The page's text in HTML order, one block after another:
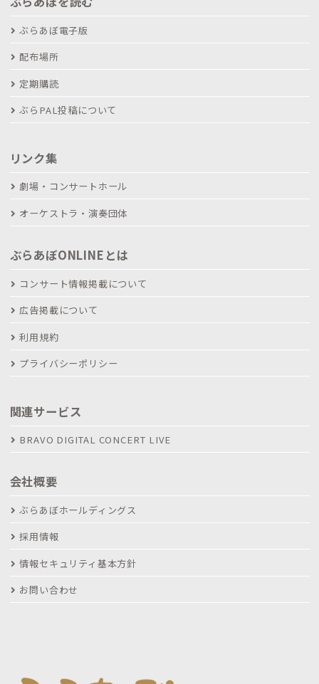
ぶらあぼ電子版
配布場所
定期購読
ぶらPAL投稿について
リンク集
劇場・コンサートホール
オーケストラ・演奏団体
ぶらあぼONLINEとは
コンサート情報掲載について
広告掲載について
利用規約
プライバシーポリシー
関連サービス
BRAVO DIGITAL CONCERT LIVE
会社概要
ぶらあぼホールディングス
採用情報
情報セキュリティ基本方針
お問い合わせ